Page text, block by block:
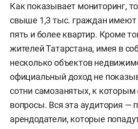
Налогообложение
квартир в аренду
как налог на физических
случае применяется
шкала налогообложения:
доходах до 2,4 млн рублей
при 2,4–5 млн рублей —
т. д. Максимальная ставка
Как показывает мониторинг,
свыше 1,3 тыс. граждан имеют
пять и более квартир. Кроме
жителей Татарстана, имея в
несколько объектов
официальный доход не
сотни самозанятых, к которым
вопросы. Вся эта аудитория —
арендодатели, которые